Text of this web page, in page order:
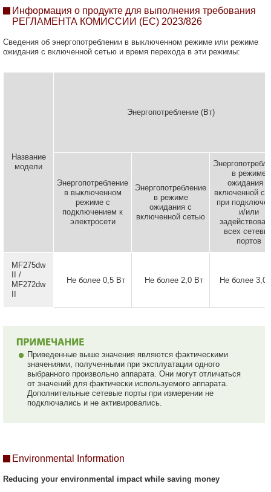
Информация о продукте для выполнения требования
РЕГЛАМЕНТА КОМИССИИ (ЕС) 2023/826
Сведения об энергопотреблении в выключенном режиме или режиме
ожидания с включенной сетью и время перехода в эти режимы:
Название
модели
Энергопотребление (Вт)
Энергопотребление
в выключенном
режиме с
подключением к
электросети
Энергопотребление
в режиме
ожидания с
включенной сетью
в режиме
ожидания с
включенной
при
и/или
всех
портов
MF275dw
II /
MF272dw
Не более 0,5 Вт Не более 2,0 Вт Не более 3,0
Приведенные выше значения являются фактическими
значениями, полученными при эксплуатации одного
выбранного произвольно аппарата. Они могут отличаться
от значений для фактически используемого аппарата.
Дополнительные сетевые порты при измерении не
подключались и не активировались.
Environmental Information
Reducing your environmental impact while saving money